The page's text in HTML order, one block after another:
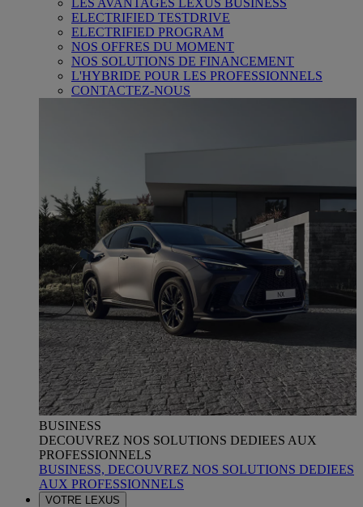
ELECTRIFIED TESTDRIVE
ELECTRIFIED PROGRAM
NOS OFFRES DU MOMENT
NOS SOLUTIONS DE FINANCEMENT
L'HYBRIDE POUR LES PROFESSIONNELS
CONTACTEZ-NOUS
BUSINESS
DECOUVREZ NOS SOLUTIONS DEDIEES AUX
PROFESSIONNELS
BUSINESS, DECOUVREZ NOS SOLUTIONS DEDIEES
AUX PROFESSIONNELS
VOTRE LEXUS